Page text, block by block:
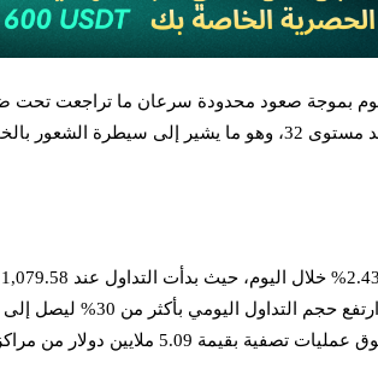
بموجة صعود محدودة سرعان ما تراجعت تحت
من قبضة الهبوط، تبرز عملة